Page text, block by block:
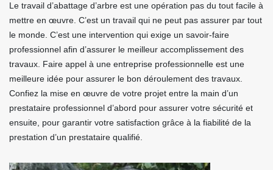
Le travail d’abattage d’arbre est une opération pas du tout facile à
mettre en œuvre. C’est un travail qui ne peut pas assurer par tout
le monde. C’est une intervention qui exige un savoir-faire
professionnel afin d’assurer le meilleur accomplissement des
travaux. Faire appel à une entreprise professionnelle est une
meilleure idée pour assurer le bon déroulement des travaux.
Confiez la mise en œuvre de votre projet entre la main d’un
prestataire professionnel d’abord pour assurer votre sécurité et
ensuite, pour garantir votre satisfaction grâce à la fiabilité de la
prestation d’un prestataire qualifié.